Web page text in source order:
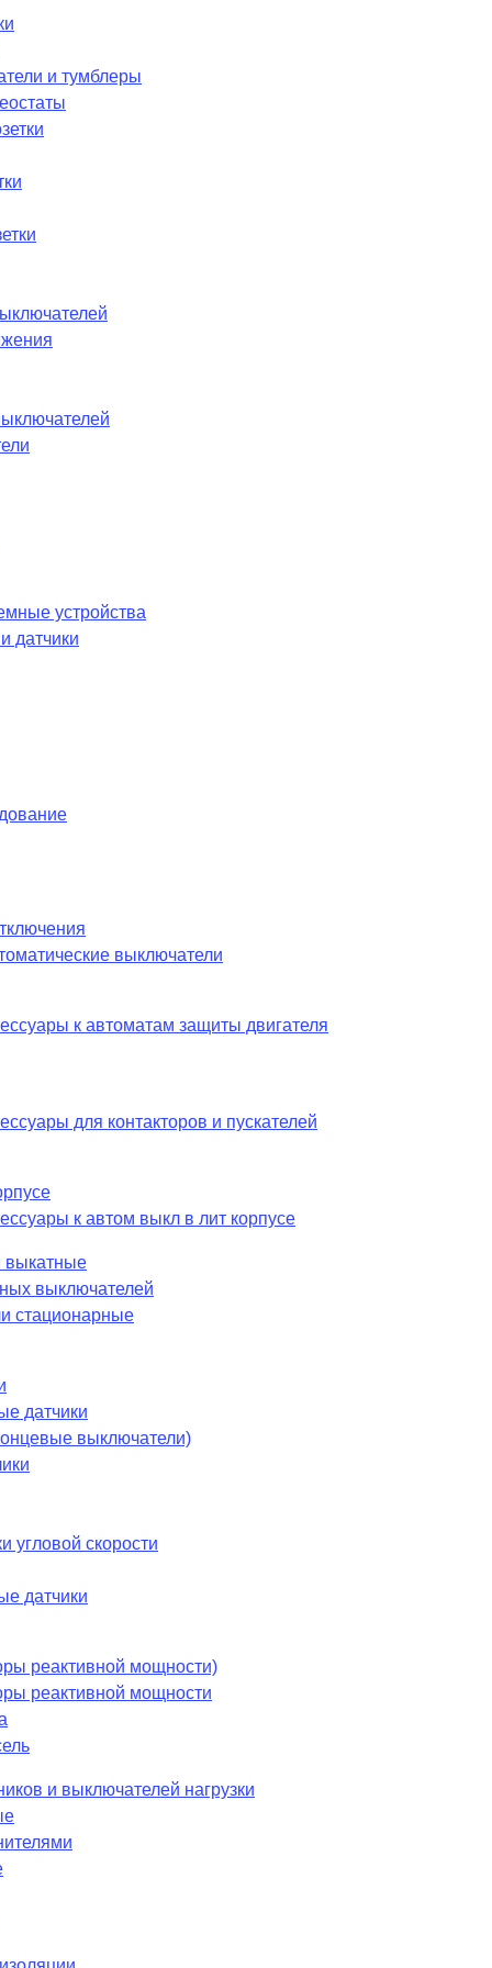
и тумблеры
устройства
датчики
выключатели
к автоматам защиты двигателя
для контакторов и пускателей
к автом выкл в лит корпусе
выкатные
выключателей
стационарные
датчики
выключатели)
угловой скорости
датчики
реактивной мощности)
реактивной мощности
и выключателей нагрузки